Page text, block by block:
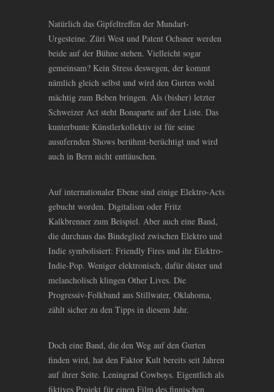
Natürlich das Gipfeltreffen der Mundart-
Urgesteine. Züri West und Patent Ochsner werden
beide auf der Bühne stehen. Vielleicht sogar
gemeinsam? Kein Stress deswegen, der kommt
nämlich gleich selbst und wird den Gurten wohl
mächtig zum Beben bringen. Als (bisher) letzter
Schweizer Act steht Bonaparte auf der Liste. Das
kunterbunte Künstlerkollektiv ist für seine
ausufernden Shows berühmt-berüchtigt und wird
auch in Bern nicht enttäuschen.
Auf internationaler Ebene sind einige Elektro-Acts
gebucht worden. Digitalism oder Fritz
Kalkbrenner zum Beispiel. Aber auch eine Band,
die durchaus das Bindeglied zwischen Elektro und
Indie symbolisiert: Friendly Fires und ihr Elektro-
Indie-Pop. Weniger elektronisch, dafür düster und
melancholisch klingen Other Lives. Die
Progressiv-Folkband aus Stillwater, Oklahoma,
zählt sicher zu den Tipps in diesem Jahr.
Doch eine Band, die den Weg auf den Gurten
finden wird, hat den Faktor Kult bereits seit Jahren
auf ihrer Seite. Leningrad Cowboys. Eigentlich als
fiktives Projekt für einen Film des finnischen